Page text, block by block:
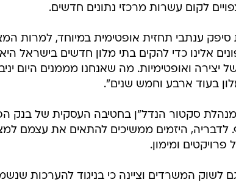
לקום עשרות מרכזי נתונים חדשים.
ענתבי תחזית אופטימית במיוחד, למרות
אלינו כדי להקים בתי מלון חדשים בישראל
יצירה ואופטימיות. מה שאנחנו מממנים היום
בעוד ארבע וחמש שנים".
סקטור הנדל"ן בחטיבה העסקית של בנק
לדבריה, היזמים ממשיכים להתאים את עצמם
ומימון.
לשוק המשרדים וציינה כי בניגוד להערכות